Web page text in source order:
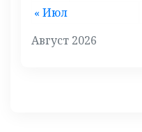
Август 2026
« Июл